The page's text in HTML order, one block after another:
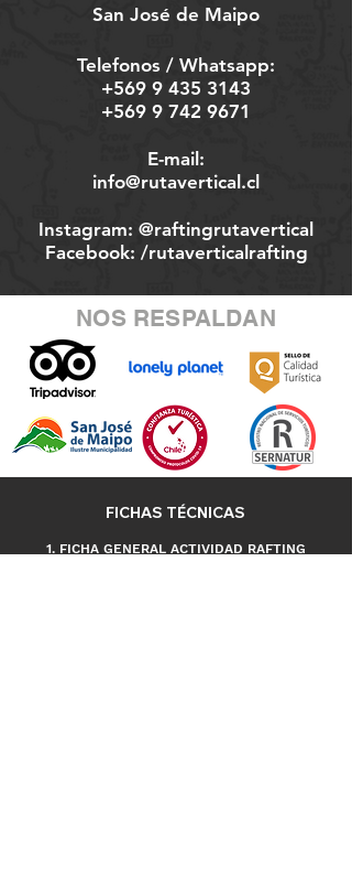
San José de Maipo
Telefonos / Whatsapp:
+569 9 435 3143
+569 9 742 9671
E-mail:
info@rutavertical.cl
Instagram: @raftingrutavertical
Facebook: /rutaverticalrafting
NOS RESPALDAN
FICHAS TÉCNICAS
1. FICHA GENERAL ACTIVIDAD RAFTING